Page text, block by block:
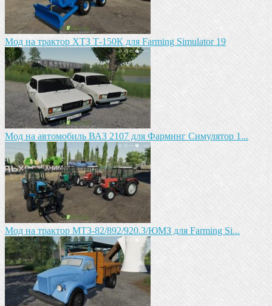
Мод на трактор ХТЗ Т-150К для Farming Simulator 19
Мод на автомобиль ВАЗ 2107 для Фарминг Симулятор 1...
Мод на трактор МТЗ-82/892/920.3/ЮМЗ для Farming Si...